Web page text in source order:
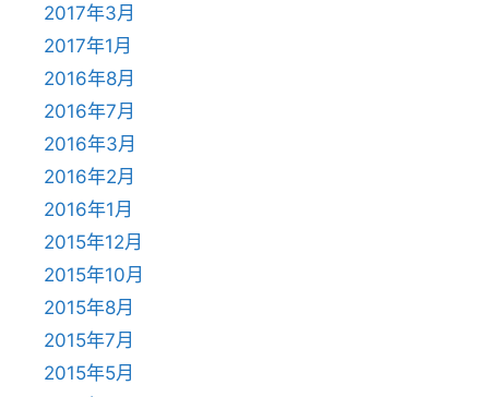
2017年3月
2017年1月
2016年8月
2016年7月
2016年3月
2016年2月
2016年1月
2015年12月
2015年10月
2015年8月
2015年7月
2015年5月